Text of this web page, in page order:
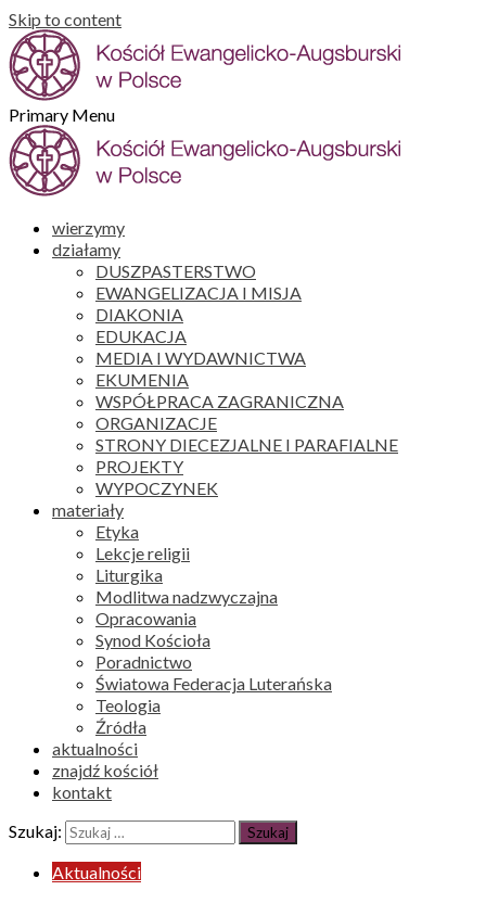
Skip to content
Primary Menu
wierzymy
działamy
DUSZPASTERSTWO
EWANGELIZACJA I MISJA
DIAKONIA
EDUKACJA
MEDIA I WYDAWNICTWA
EKUMENIA
WSPÓŁPRACA ZAGRANICZNA
ORGANIZACJE
STRONY DIECEZJALNE I PARAFIALNE
PROJEKTY
WYPOCZYNEK
materiały
Etyka
Lekcje religii
Liturgika
Modlitwa nadzwyczajna
Opracowania
Synod Kościoła
Poradnictwo
Światowa Federacja Luterańska
Teologia
Źródła
aktualności
znajdź kościół
kontakt
Szukaj:
Aktualności